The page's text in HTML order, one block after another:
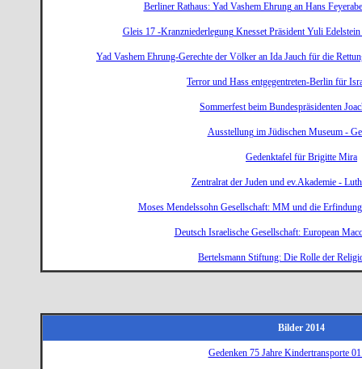
Berliner Rathaus: Yad Vashem Ehrung an Hans
Gleis 17 -Kranzniederlegung Knesset Präsident Yuli
Yad Vashem Ehrung-Gerechte der Völker an Ida Jauch für die
Terror und Hass entgegentreten-Berlin für
Sommerfest beim Bundespräsidenten
Ausstellung im Jüdischen Museum -
Gedenktafel für Brigitte Mira
Zentralrat der Juden und ev.Akademie -
Moses Mendelssohn Gesellschaft: MM und die
Deutsch Israelische Gesellschaft: European
Bertelsmann Stiftung: Die Rolle der
Bilder 2014
Gedenken 75 Jahre Kindertransporte